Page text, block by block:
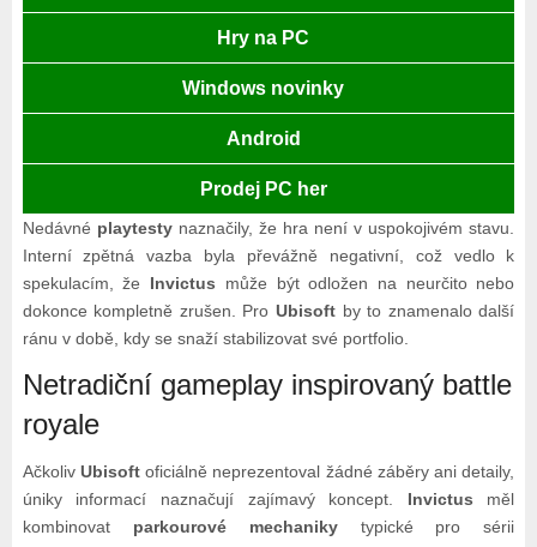
Hry na PC
Windows novinky
Android
Prodej PC her
Nedávné playtestynaznačily, že hra není v uspokojivém stavu.
Interní zpětná vazba byla převážně negativní, což vedlo k
spekulacím, že Invictus může být odložen na neurčito nebo
dokonce kompletně zrušen. ProUbisoft by to znamenalo další
ránu v době, kdy se snaží stabilizovat své portfolio.
Netradiční gameplay inspirovaný battle
royale
Ačkoliv Ubisoftoficiálně neprezentoval žádné záběry ani detaily,
úniky informací naznačují zajímavý koncept. Invictus měl
kombinovat parkourové mechanikytypické pro sérii